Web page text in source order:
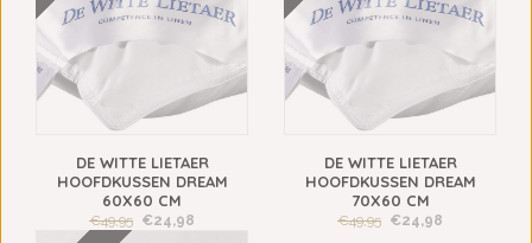
DE WITTE LIETAER
HOOFDKUSSEN DREAM
60X60 CM
€49,95 €24,98
DE WITTE LIETAER
HOOFDKUSSEN DREAM
70X60 CM
€49,95 €24,98